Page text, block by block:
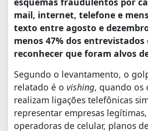
mail, internet, telefone e
texto entre agosto e
menos 47% dos entrevistados
reconhecer que foram alvos
Segundo o levantamento, o
relatado é o vishing, quando os
realizam ligações telefônicas
representar empresas
operadoras de celular, planos